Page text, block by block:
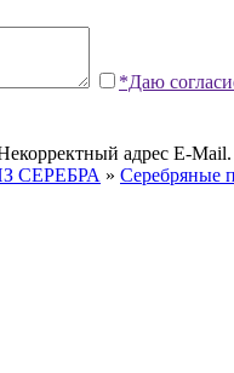
*Даю
адрес E-Mail.
СЕРЕБРА » Серебряные